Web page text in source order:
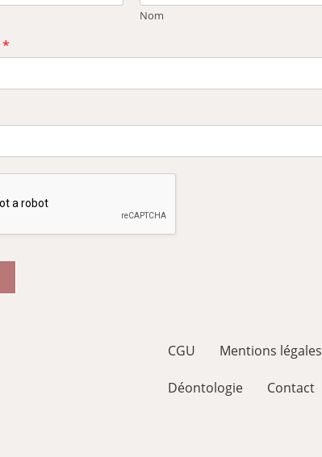
Nom
*
CGU Mentions légales
Déontologie Contact